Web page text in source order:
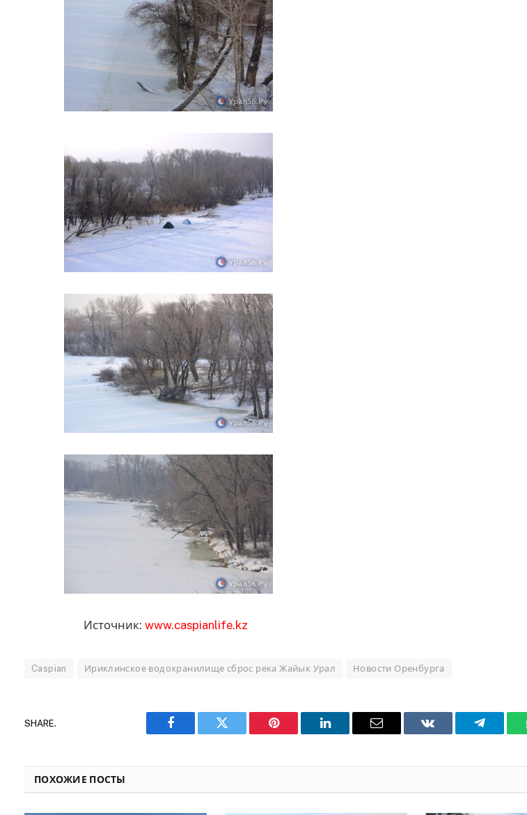
Источник: www.caspianlife.kz
Caspian Ириклинское водохранилище сброс река Жайык Урал Новости Оренбурга
SHARE.
Facebook Twitter Pinterest LinkedIn Email VKontakteTelegram
ПОХОЖИЕ ПОСТЫ